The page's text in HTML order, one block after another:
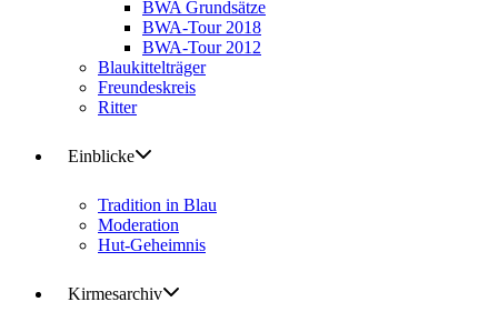
BWA Grundsätze
BWA-Tour 2018
BWA-Tour 2012
Blaukittelträger
Freundeskreis
Ritter
Einblicke
Tradition in Blau
Moderation
Hut-Geheimnis
Kirmesarchiv